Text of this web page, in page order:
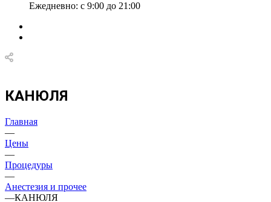
Ежедневно: с 9:00 до 21:00
КАНЮЛЯ
Главная
—
Цены
—
Процедуры
—
Анестезия и прочее
—КАНЮЛЯ